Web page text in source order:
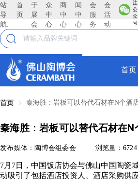
站
导
航:
首
页
于
展
会
众
中
心
商
中
心
闻
中
心
会
服
务
会
活
动
注
公
众
号
首页
首页 秦海胜：岩板可以替代石材在N个酒
秦海胜：岩板可以替代石材在N
发布媒体：陶博会组委会 浏览量：6724
7月7日，中国饭店协会与佛山中国陶瓷
动吸引了包括酒店投资人、酒店采购供